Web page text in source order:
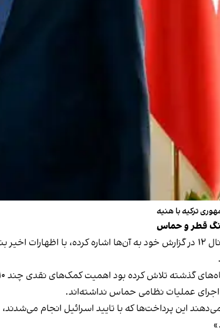
ترکیه با هنیه
قطر و حماس
اسنادی که کانال ۱۲ در گزارش خود به آن‌ها اشاره کرده،
عملیات نظامی حماس نداشته‌اند.